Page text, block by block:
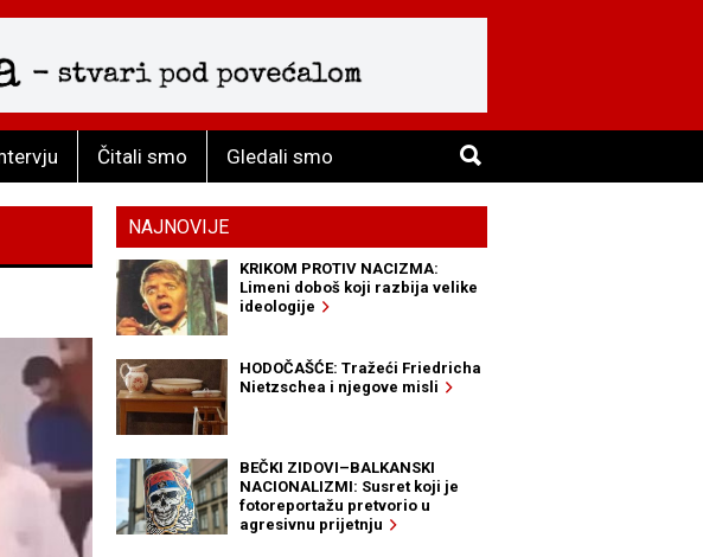
Čitali smo Gledali smo
NAJNOVIJE
KRIKOM PROTIV NACIZMA:
Limeni doboš koji razbija velike
ideologije
HODOČAŠĆE: Tražeći Friedricha
Nietzschea i njegove misli
BEČKI ZIDOVI–BALKANSKI
NACIONALIZMI: Susret koji je
fotoreportažu pretvorio u
agresivnu prijetnju